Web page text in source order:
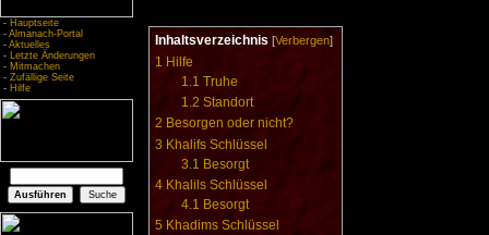
- Hauptseite
- Almanach-Portal
- Aktuelles
- Letzte Änderungen
- Mitmachen
- Zufällige Seite
- Hilfe
Inhaltsverzeichnis [Verbergen]
1 Hilfe
1.1 Truhe
1.2 Standort
2 Besorgen oder nicht?
3 Khalifs Schlüssel
3.1 Besorgt
4 Khalils Schlüssel
4.1 Besorgt
5 Khadims Schlüssel